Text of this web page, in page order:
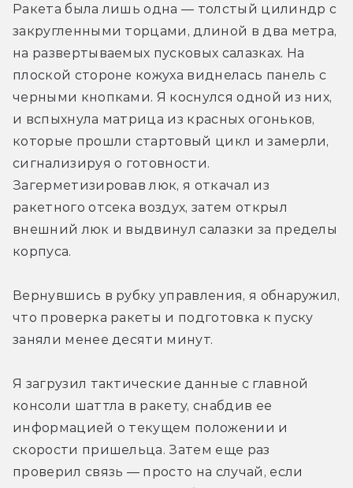
Ракета была лишь одна — толстый цилиндр с
закругленными торцами, длиной в два метра,
на развертываемых пусковых салазках. На
плоской стороне кожуха виднелась панель с
черными кнопками. Я коснулся одной из них,
и вспыхнула матрица из красных огоньков,
которые прошли стартовый цикл и замерли,
сигнализируя о готовности.
Загерметизировав люк, я откачал из
ракетного отсека воздух, затем открыл
внешний люк и выдвинул салазки за пределы
корпуса.
Вернувшись в рубку управления, я обнаружил,
что проверка ракеты и подготовка к пуску
заняли менее десяти минут.
Я загрузил тактические данные с главной
консоли шаттла в ракету, снабдив ее
информацией о текущем положении и
скорости пришельца. Затем еще раз
проверил связь — просто на случай, если